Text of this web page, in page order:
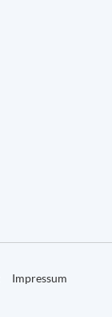
Impressum